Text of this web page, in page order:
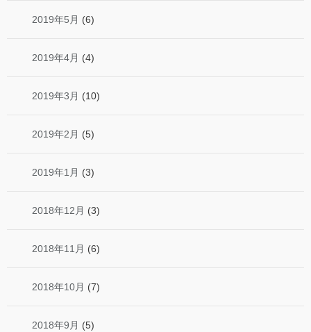
2019年5月 (6)
2019年4月 (4)
2019年3月 (10)
2019年2月 (5)
2019年1月 (3)
2018年12月 (3)
2018年11月 (6)
2018年10月 (7)
2018年9月 (5)